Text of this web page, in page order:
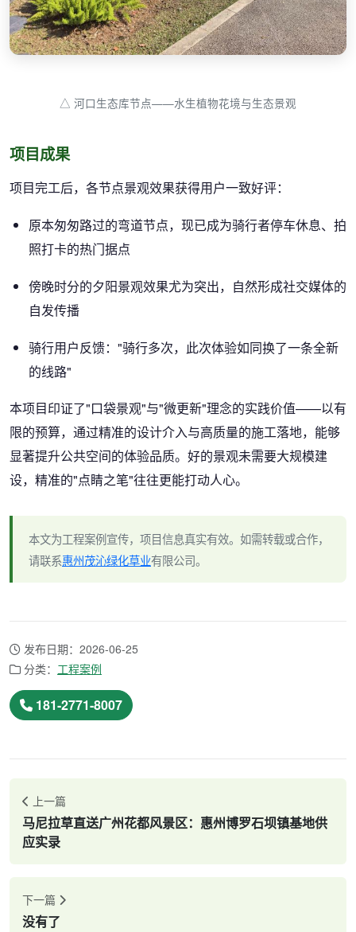
△ 河口生态库节点——水生植物花境与生态景观
项目成果
项目完工后，各节点景观效果获得用户一致好评：
原本匆匆路过的弯道节点，现已成为骑行者停车休息、拍
照打卡的热门据点
傍晚时分的夕阳景观效果尤为突出，自然形成社交媒体的
自发传播
骑行用户反馈："骑行多次，此次体验如同换了一条全新
的线路"
本项目印证了"口袋景观"与"微更新"理念的实践价值——以有
限的预算，通过精准的设计介入与高质量的施工落地，能够
显著提升公共空间的体验品质。好的景观未需要大规模建
设，精准的"点睛之笔"往往更能打动人心。
本文为工程案例宣传，项目信息真实有效。如需转载或合作，
请联系惠州茂沁绿化草业有限公司。
发布日期：2026-06-25
分类： 工程案例
181-2771-8007
上一篇
马尼拉草直送广州花都风景区：惠州博罗石坝镇基地供
应实录
下一篇
没有了